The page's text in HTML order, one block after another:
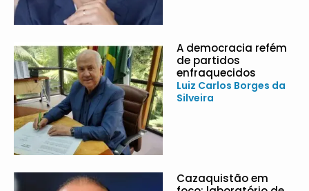
A democracia refém
de partidos
enfraquecidos
Luiz Carlos Borges da
Silveira
Cazaquistão em